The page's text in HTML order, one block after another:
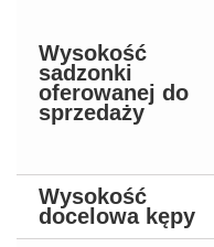
Wysokość
sadzonki
oferowanej do
sprzedaży
Wysokość
docelowa kępy